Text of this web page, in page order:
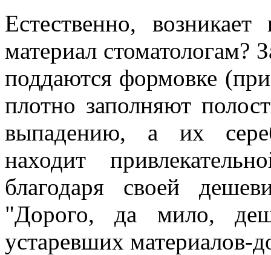
Естественно,
материал стоматологам?
поддаются формовке
плотно заполняют
выпадению, а их
находит
благодаря своей
"Дорого, да мило,
устаревших материалов-